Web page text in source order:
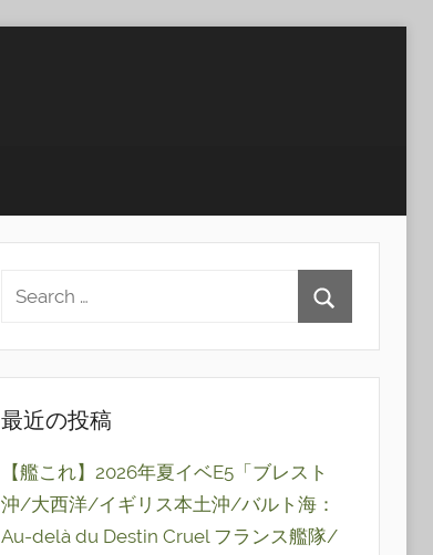
最近の投稿
【艦これ】2026年夏イベE5「ブレスト
沖/大西洋/イギリス本土沖/バルト海：
Au-delà du Destin Cruel フランス艦隊/